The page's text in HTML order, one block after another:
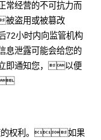
常经营的不可抗力而
盗用或被篡改
小时内向监管机构
泄露可能会给您的
即通知您，以便
的权利。如果